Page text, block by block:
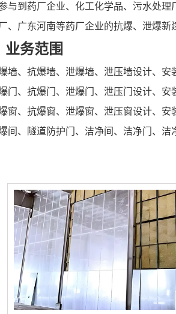
与到药厂企业、化工化学品、污水处
、广东河南等药厂企业的抗爆、泄爆新
务范围
墙、抗爆墙、泄爆墙、泄压墙设计、安
门、抗爆门、泄爆门、泄压门设计、安
窗、抗爆窗、泄爆窗、泄压窗设计、安
间、隧道防护门、洁净间、洁净门、洁